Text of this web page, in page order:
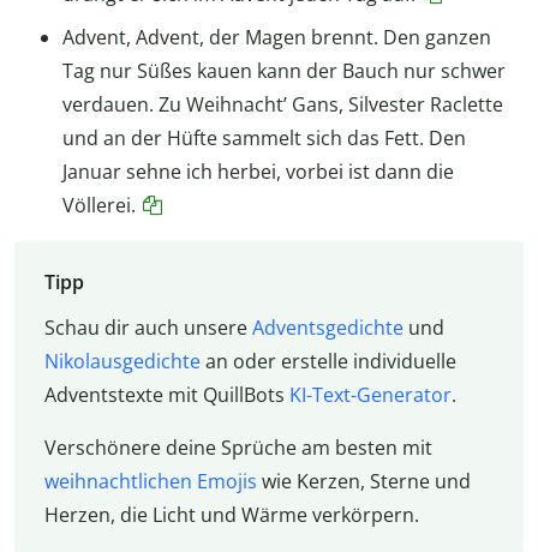
Advent, Advent, der Magen brennt. Den ganzen
Tag nur Süßes kauen kann der Bauch nur schwer
verdauen. Zu Weihnacht’ Gans, Silvester Raclette
und an der Hüfte sammelt sich das Fett. Den
Januar sehne ich herbei, vorbei ist dann die
Völlerei.
Tipp
Schau dir auch unsereAdventsgedichteund
Nikolausgedichtean oder erstelle individuelle
Adventstexte mit QuillBots KI-Text-Generator.
Verschönere deine Sprüche am besten mit
weihnachtlichen Emojis wie Kerzen, Sterne und
Herzen, die Licht und Wärme verkörpern.